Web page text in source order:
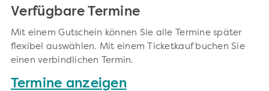
Verfügbare Termine
Mit einem Gutschein können Sie alle Termine später
flexibel auswählen. Mit einem Ticketkauf buchen Sie
einen verbindlichen Termin.
Termine anzeigen